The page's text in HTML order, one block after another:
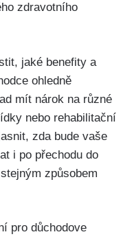
zdravotního
jaké benefity a
ohledně
mít nárok na různé
nebo rehabilitační
zda bude vaše
i po přechodu do
způsobem